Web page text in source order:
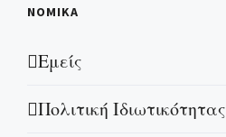
ΝΟΜΙΚΑ
Εμείς
Πολιτική Ιδιωτικότητας